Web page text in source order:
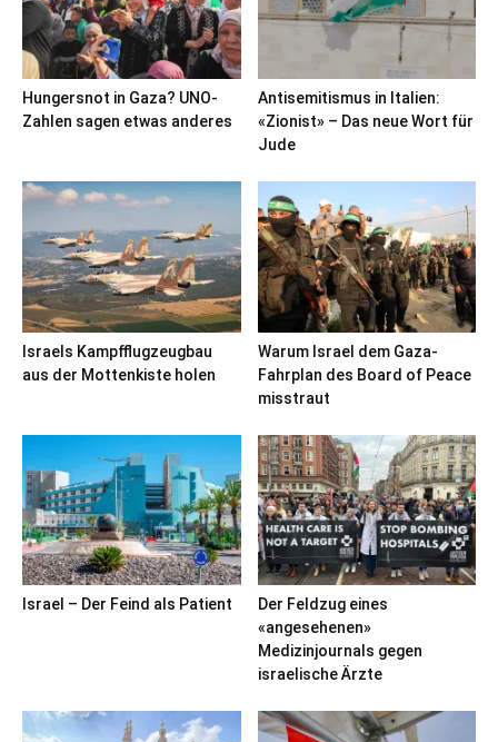
Hungersnot in Gaza? UNO-
Zahlen sagen etwas anderes
Antisemitismus in Italien:
«Zionist» – Das neue Wort für
Jude
Israels Kampfflugzeugbau
aus der Mottenkiste holen
Warum Israel dem Gaza-
Fahrplan des Board of Peace
misstraut
Israel – Der Feind als Patient
Der Feldzug eines
«angesehenen»
Medizinjournals gegen
israelische Ärzte